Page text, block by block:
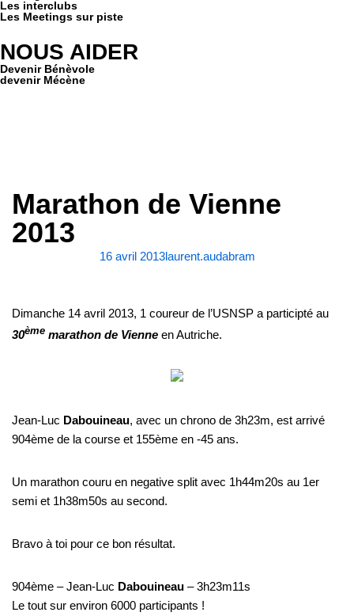
Les interclubs
Les Meetings sur piste
NOUS AIDER
Devenir Bénèvole
devenir Mécène
Marathon de Vienne
2013
16 avril 2013laurent.audabram
Dimanche 14 avril 2013, 1 coureur de l’USNSP a participté au
30ème marathon de Vienne en Autriche.
Jean-Luc Dabouineau, avec un chrono de 3h23m, est arrivé
904ème de la course et 155ème en -45 ans.
Un marathon couru en negative split avec 1h44m20s au 1er
semi et 1h38m50s au second.
Bravo à toi pour ce bon résultat.
904ème – Jean-Luc Dabouineau – 3h23m11s
Le tout sur environ 6000 participants !